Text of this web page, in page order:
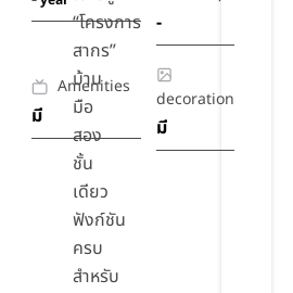
-
Amenities
มี
decoration
มี
“โครงการ
สากร”
บ้าน
มือ
สอง
ชั้น
เดียว
ฟังก์ชัน
ครบ
สำหรับ